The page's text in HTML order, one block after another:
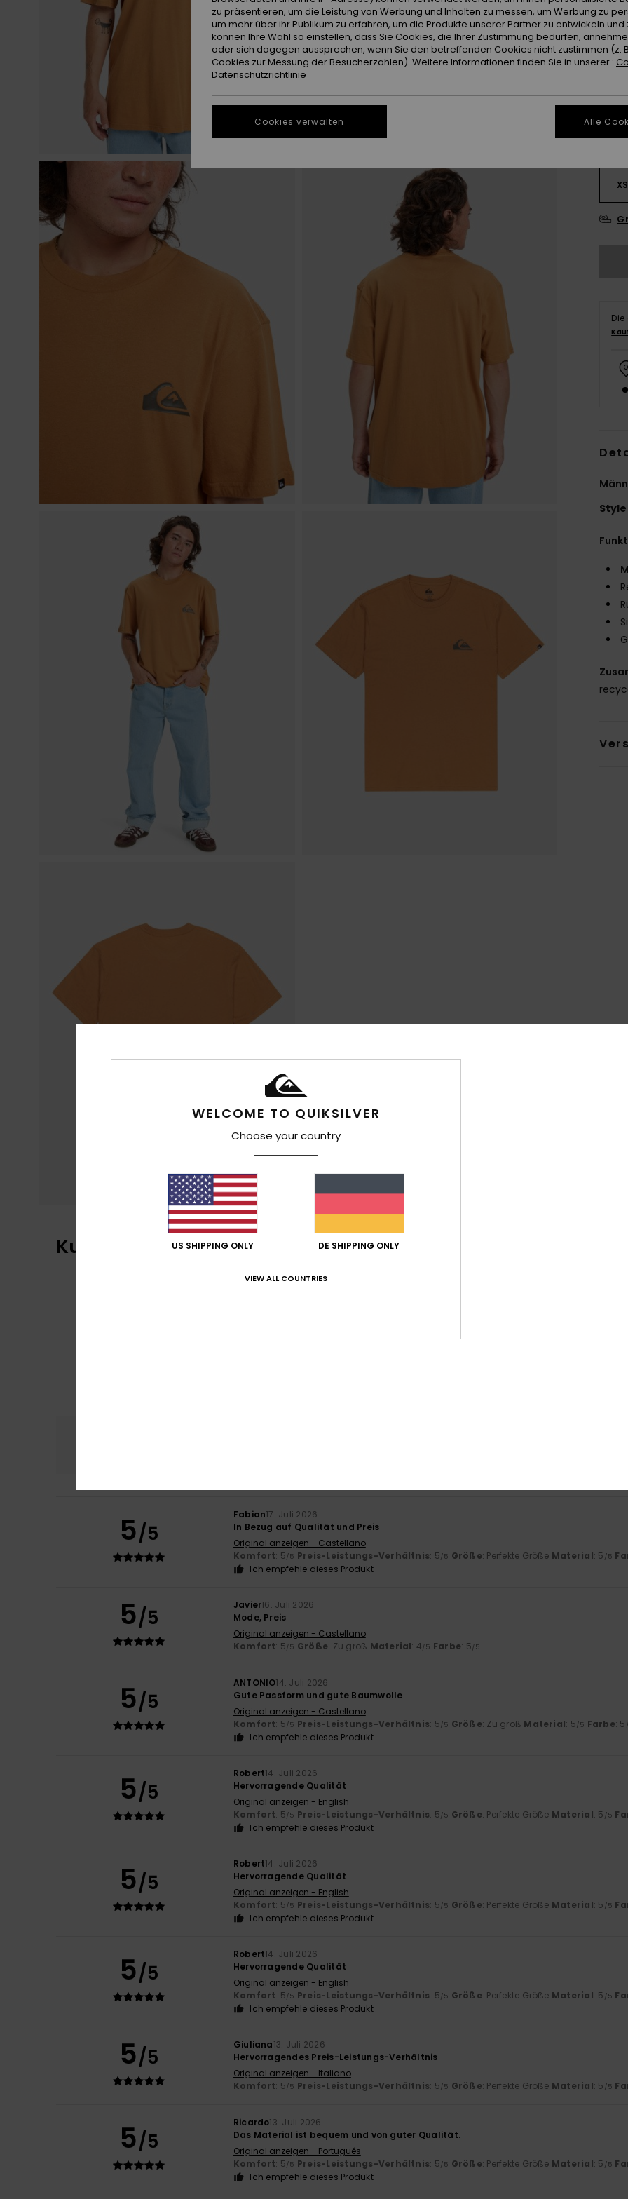
Farbe
XS
Style
Kundenbewertungen
4.7
5/5
Fabian17. Juli 2026
In Bezug auf Qualität und Preis
Original anzeigen - Castellano
Komfort: 5/5 Preis-Leistungs-Verhältnis: 5/5 Größe: Perfekte Größe Material: 5 /5
Ich empfehle dieses Produkt
5/5 Javier16. Juli 2026
Mode, Preis
Original anzeigen - Castellano
Komfort: 5/5 Größe: Zu groß Material: 4/5 Farbe: 5/5
5/5
ANTONIO14. Juli 2026
Gute Passform und gute Baumwolle
Original anzeigen - Castellano
Komfort: 5/5 Preis-Leistungs-Verhältnis: 5/5 Größe: Zu groß Material: 5/5 Farbe: 5
Ich empfehle dieses Produkt
5/5
Robert14. Juli 2026
Hervorragende Qualität
Original anzeigen - English
Komfort: 5/5 Preis-Leistungs-Verhältnis: 5/5 Größe: Perfekte Größe Material: 5 /5
Ich empfehle dieses Produkt
5/5
Robert14. Juli 2026
Hervorragende Qualität
Original anzeigen - English
Komfort: 5/5 Preis-Leistungs-Verhältnis: 5/5 Größe: Perfekte Größe Material: 5 /5
Ich empfehle dieses Produkt
5/5
Robert14. Juli 2026
Hervorragende Qualität
Original anzeigen - English
Komfort: 5/5 Preis-Leistungs-Verhältnis: 5/5 Größe: Perfekte Größe Material: 5 /5
Ich empfehle dieses Produkt
5/5 Giuliana13. Juli 2026
Hervorragendes Preis-Leistungs-Verhältnis
Original anzeigen - Italiano
Komfort: 5/5 Preis-Leistungs-Verhältnis: 5/5 Größe: Perfekte Größe Material: 5 /5
5/5
Ricardo13. Juli 2026
Das Material ist bequem und von guter Qualität.
Original anzeigen - Português
Komfort: 5/5 Preis-Leistungs-Verhältnis: 5/5 Größe: Perfekte Größe Material: 5 /5
Ich empfehle dieses Produkt
WELCOME TO QUIKSILVER
Choose your country
US SHIPPING ONLY DE SHIPPING ONLY
VIEW ALL COUNTRIES
zu präsentieren, um die Leistung von Werbung und Inhalten zu messen, um Werbung zu
um mehr über ihr Publikum zu erfahren, um die Produkte unserer Partner zu entwickeln und
können Ihre Wahl so einstellen, dass Sie Cookies, die Ihrer Zustimmung bedürfen,
oder sich dagegen aussprechen, wenn Sie den betreffenden Cookies nicht zustimmen (z.
Cookies zur Messung der Besucherzahlen). Weitere Informationen finden Sie in unserer :
Datenschutzrichtlinie
Cookies verwalten Alle